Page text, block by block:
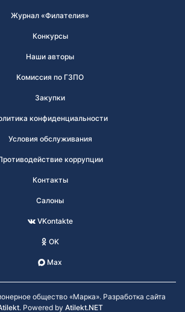
Журнал «Филателия»
Конкурсы
Наши авторы
Комиссия по ГЗПО
Закупки
конфиденциальности
Условия обслуживания
коррупции
Контакты
Салоны
VKontakte
OK
Max
общество «Марка». Разработка сайта
. Powered by Atilekt.NET